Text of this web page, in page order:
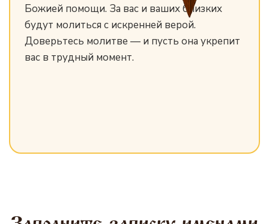
Божией помощи. За вас и ваших близких
будут молиться с искренней верой.
Доверьтесь молитве — и пусть она укрепит
вас в трудный момент.